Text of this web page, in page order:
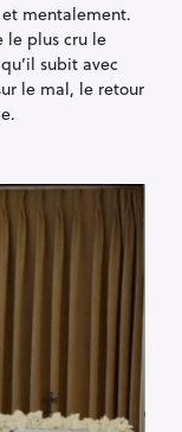
mentalement.
le plus cru le
subit avec
le mal, le retour